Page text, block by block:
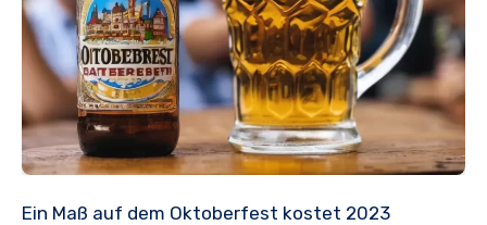
Ein Maß auf dem Oktoberfest kostet 2023